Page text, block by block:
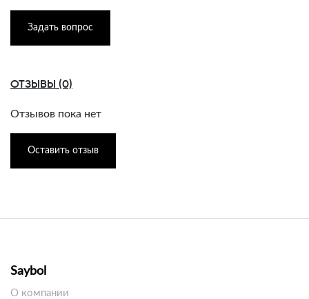
Задать вопрос
ОТЗЫВЫ (0)
Отзывов пока нет
Оставить отзыв
Saybol
О компании